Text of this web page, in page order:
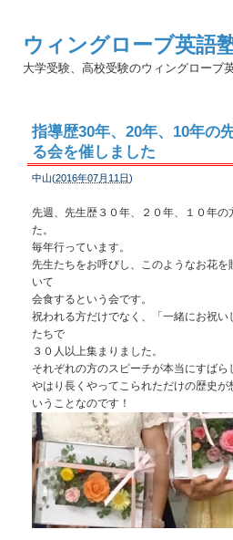
ウィングローブ英語
大学受験、高校受験のウィングローブ
指導歴30年、20年、10年の
る会を催しました
中山(2016年07月11日)
先週、先生歴３０年、２０年、１０年の
た。
毎年行っています。
先生たちをお呼びし、このようなお花
いて
会食するという会です。
祝われる方だけでなく、「一緒にお祝
たちで
３０人以上集まりました。
それぞれの方のスピーチが本当にすばら
やはり長くやってこられただけの歴史が
いうことなのです！